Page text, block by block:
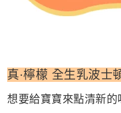
真·檸檬 全生乳波士
想要給寶寶來點清新